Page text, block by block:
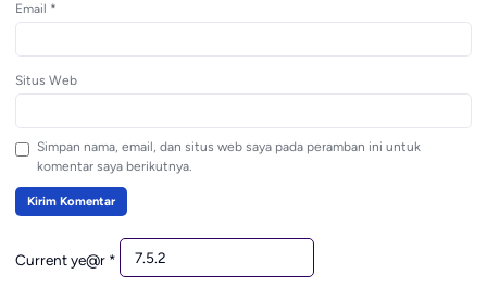
Email *
Situs Web
Simpan nama, email, dan situs web saya pada peramban ini untuk
komentar saya berikutnya.
Current ye@r *